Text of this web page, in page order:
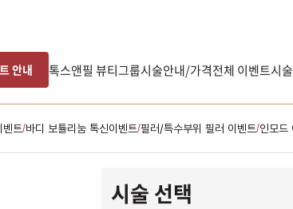
안내 톡스앤필 뷰티그룹시술안내/가격전체 이벤트시
벤트/바디 보튤리눔 톡신이벤트/필러/특수부위 필러 이벤트/인모드
시술 선택